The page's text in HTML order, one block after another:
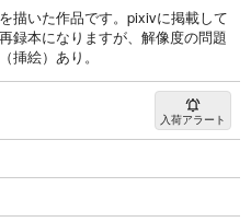
描いた作品です。pixivに掲載して
録本になりますが、解像度の問題
挿絵）あり。
入荷アラート